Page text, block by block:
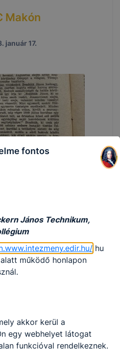
Makón
január 17.
fontos
János Technikum,
hu
működő honlapon
akkor kerül a
egy webhelyet látogat
funkcióval rendelkeznek.